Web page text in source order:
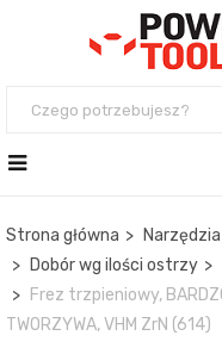
Strona główna Narzędzia
Dobór wg ilości ostrzy
Frez trzpieniowy,
TWORZYWA, VHM ZrN (614)